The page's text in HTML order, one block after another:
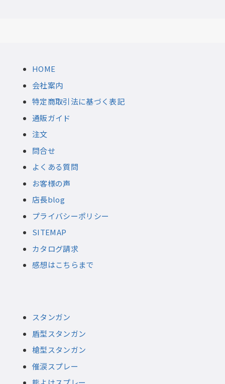
HOME
会社案内
特定商取引法に基づく表記
通販ガイド
注文
問合せ
よくある質問
お客様の声
店長blog
プライバシーポリシー
SITEMAP
カタログ請求
感想はこちらまで
スタンガン
盾型スタンガン
槍型スタンガン
催涙スプレー